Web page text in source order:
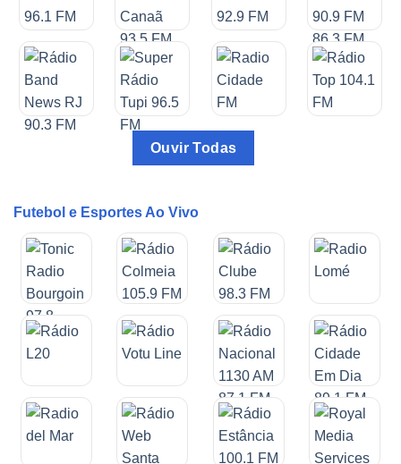
Ouvir Todas
Futebol e Esportes Ao Vivo